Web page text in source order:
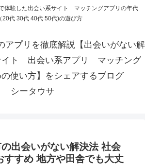
体験した出会い系サイト マッチングアプリの年代
20代 30代 40代 50代)の遊び方
アプリを徹底解説【出会いがない解
ト 出会い系アプリ マッチング
の使い方】をシェアするブログ
シータウサ
出会いがない解決法 社会
すすめ 地方や田舎でも大丈